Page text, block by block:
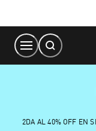
Content
2DA AL 40% OFF EN